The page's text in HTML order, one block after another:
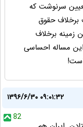
سرنوشت که
برخلاف حقوق
زمینه برخلاف
مساله احساسی
۱۳۹۶/۶/۳۰ ۰۹:۰۱:۳۲
82